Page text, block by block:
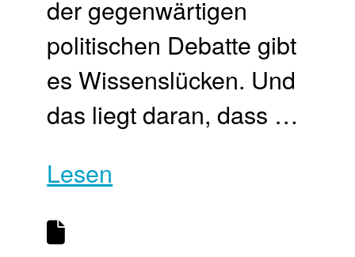
der gegenwärtigen
politischen Debatte gibt
es Wissenslücken. Und
das liegt daran, dass …
Lesen